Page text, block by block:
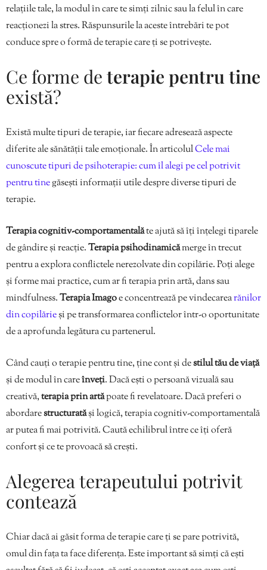
relațiile tale, la modul în care te simți zilnic sau la felul în care
reacționezi la stres. Răspunsurile la aceste întrebări te pot
conduce spre o formă de terapie care ți se potrivește.
Ce forme de terapie pentru tine
există?
Există multe tipuri de terapie, iar fiecare adresează aspecte
diferite ale sănătății tale emoționale. În articolulCele mai
cunoscute tipuri de psihoterapie: cum îl alegi pe cel potrivit
pentru tinegăsești informații utile despre diverse tipuri de
terapie.
Terapia cognitiv-comportamentalăte ajută să îți înțelegi tiparele
de gândire și reacție.Terapia psihodinamicămerge în trecut
pentru a explora conflictele nerezolvate din copilărie. Poți alege
și forme mai practice, cum ar fi terapia prin artă, dans sau
mindfulness.Terapia Imagoe concentrează pe vindecarearănilor
din copilărieși pe transformarea conflictelor într-o oportunitate
de a aprofunda legătura cu partenerul.
Când cauți o terapie pentru tine, ține cont și destilul tău de viață
și de modul în careînveți. Dacă ești o persoană vizuală sau
creativă,terapia prin artăpoate fi revelatoare. Dacă preferi o
abordarestructuratăși logică, terapia cognitiv-comportamentală
ar putea fi mai potrivită. Caută echilibrul între ce îți oferă
confort și ce te provoacă să crești.
Alegerea terapeutului potrivit
contează
Chiar dacă ai găsit forma de terapie care ți se pare potrivită,
omul din fața ta face diferența. Este important să simți că ești